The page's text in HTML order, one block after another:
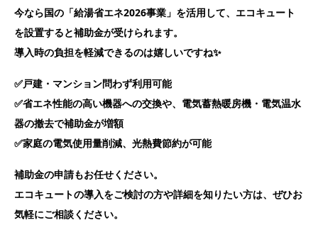
今なら国の「給湯省エネ2026事業」を活用して、エコキュート
を設置すると補助金が受けられます。
導入時の負担を軽減できるのは嬉しいですね✨
✅戸建・マンション問わず利用可能
✅省エネ性能の高い機器への交換や、電気蓄熱暖房機・電気温水
器の撤去で補助金が増額
✅家庭の電気使用量削減、光熱費節約が可能
補助金の申請もお任せください。
エコキュートの導入をご検討の方や詳細を知りたい方は、ぜひお
気軽にご相談ください。